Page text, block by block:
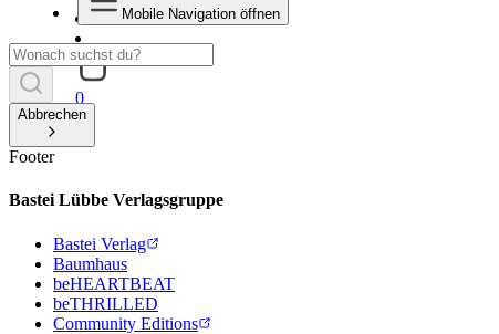
0
Mobile Navigation öffnen
Abbrechen
Footer
Bastei Lübbe Verlagsgruppe
Bastei Verlag
Baumhaus
beHEARTBEAT
beTHRILLED
Community Editions